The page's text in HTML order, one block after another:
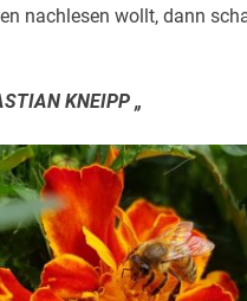
nachlesen wollt, dann
KNEIPP „